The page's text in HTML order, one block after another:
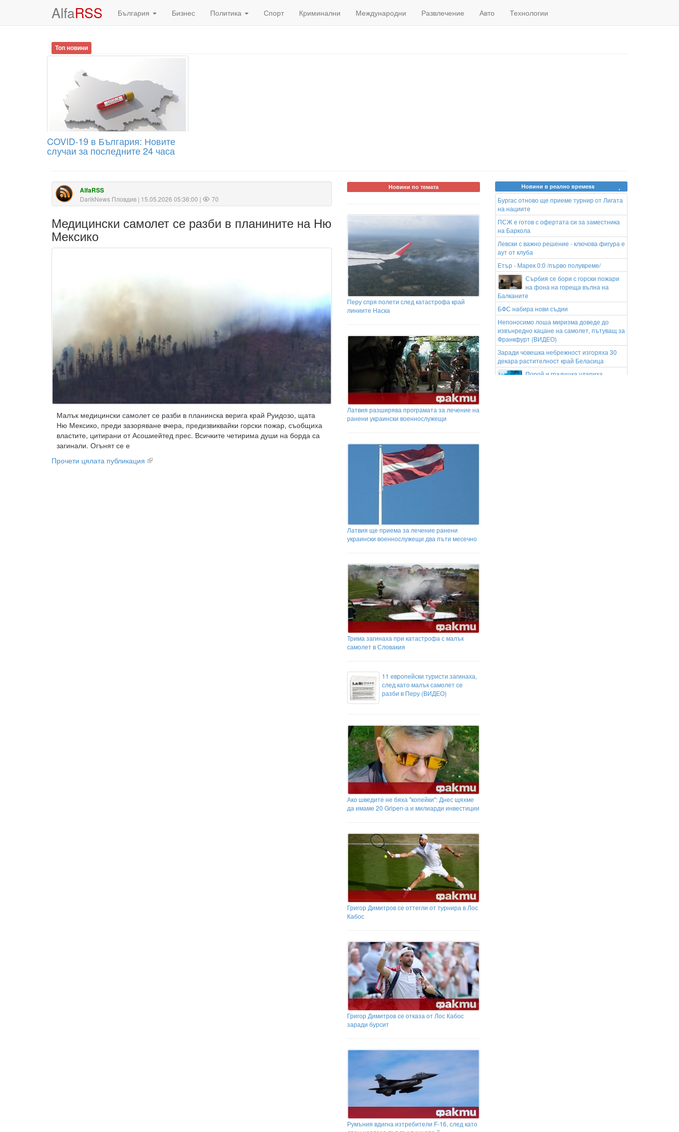
AlfaRSS България Бизнес Политика Спорт Криминални Международни Развлечение Авто Технологии
Топ новини
COVID-19 в България: Новите
случаи за последните 24 часа
AlfaRSS
DarikNews Пловдив | 15.05.2026 05:36:00 | 70
Медицински самолет се разби в планините на Ню
Мексико
Малък медицински самолет се разби в планинска верига край Руидозо, щата
Ню Мексико, преди зазоряване вчера, предизвиквайки горски пожар, съобщиха
властите, цитирани от Асошиейтед прес. Всичките четирима души на борда са
загинали. Огънят се е
Прочети цялата публикация
Новини по темата
Перу спря полети след катастрофа край
линиите Наска
Латвия разширява програмата за лечение на
ранени украински военнослужещи
Латвия ще приема за лечение ранени
украински военнослужещи два пъти месечно
Трима загинаха при катастрофа с малък
самолет в Словакия
11 европейски туристи загинаха,
след като малък самолет се
разби в Перу (ВИДЕО)
Ако шведите не бяха "копейки": Днес щяхме
да имаме 20 Gripen-а и милиарди инвестиции
Григор Димитров се оттегли от турнира в Лос
Кабос
Григор Димитров се отказа от Лос Кабос
заради бурсит
Румъния вдигна изтребители F-16, след като
Новини в реално времеss
Бургас отново ще приеме турнир от Лигата
на нациите
ПСЖ е готов с офертата си за заместника
на Баркола
Левски с важно решение - ключова фигура е
аут от клуба
Етър - Марек 0:0 /първо полувреме/
Сърбия се бори с горски пожари
на фона на гореща вълна на
Балканите
БФС набира нови съдии
Непоносимо лоша миризма доведе до
извънредно кацане на самолет, пътуващ за
Франкфурт (ВИДЕО)
Заради човешка небрежност изгоряха 30
декара растителност край Беласица
Порой и градушка удариха